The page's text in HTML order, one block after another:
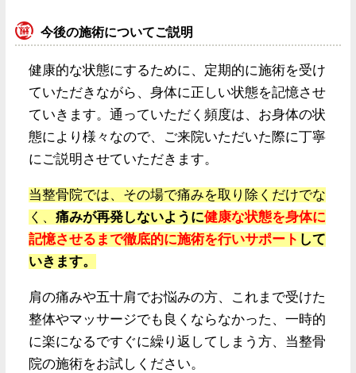
今後の施術についてご説明
健康的な状態にするために、定期的に施術を受け
ていただきながら、身体に正しい状態を記憶させ
ていきます。通っていただく頻度は、お身体の状
態により様々なので、ご来院いただいた際に丁寧
にご説明させていただきます。
当整骨院では、その場で痛みを取り除くだけでな
く、 痛みが再発しないように健康な状態を身体に
記憶させるまで徹底的に施術を行いサポート して
いきます。
肩の痛みや五十肩でお悩みの方、これまで受けた
整体やマッサージでも良くならなかった、一時的
に楽になるですぐに繰り返してしまう方、当整骨
院の施術をお試しください。